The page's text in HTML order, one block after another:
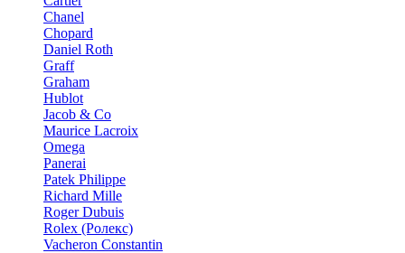
Chanel
Chopard
Daniel Roth
Graff
Graham
Hublot
Jacob & Co
Maurice Lacroix
Omega
Panerai
Patek Philippe
Richard Mille
Roger Dubuis
Rolex (Ролекс)
Vacheron Constantin